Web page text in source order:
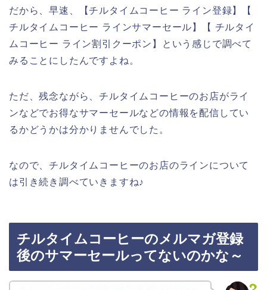
だから、早速、【チルタイムコーヒー ライン登録】【
チルタイムコーヒー ラインサマーセール】【 チルタイ
ムコーヒー ライン割引クーポン】という感じで調べて
みることにしたんですよね。
ただ、残念ながら、チルタイムコーヒーのお店がライ
ンなどでお得なサマーセールなどの情報を配信してい
るかどうかは分かりませんでした。
なので、チルタイムコーヒーのお店のラインについて
は引き続き調べていきますね♪
チルタイムコーヒーのメルマガ登録
後のサマーセールってないのかな～